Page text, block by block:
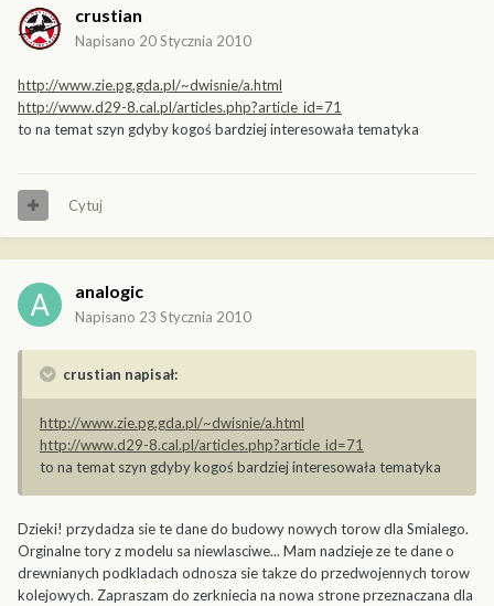
crustian
Napisano 20 Stycznia 2010
http://www.zie.pg.gda.pl/~dwisnie/a.html
http://www.d29-8.cal.pl/articles.php?article_id=71
to na temat szyn gdyby kogoś bardziej interesowała tematyka
Cytuj
analogic
Napisano 23 Stycznia 2010
crustian napisał:
http://www.zie.pg.gda.pl/~dwisnie/a.html
http://www.d29-8.cal.pl/articles.php?article_id=71
to na temat szyn gdyby kogoś bardziej interesowała tematyka
Dzieki! przydadza sie te dane do budowy nowych torow dla Smialego.
Orginalne tory z modelu sa niewlasciwe... Mam nadzieje ze te dane o
drewnianych podkladach odnosza sie takze do przedwojennych torow
kolejowych. Zapraszam do zerkniecia na nowa strone przeznaczana dla